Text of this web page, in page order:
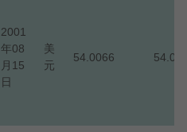
2001
年08
月15
日
美
元
54.0066